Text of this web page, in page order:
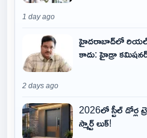
1 day ago
హైదరాబాద్‌లో రియల్
కాదు: హైడ్రా
2 days ago
2026లో స్టీల్ డోర్ల
స్మార్ట్ లుక్!